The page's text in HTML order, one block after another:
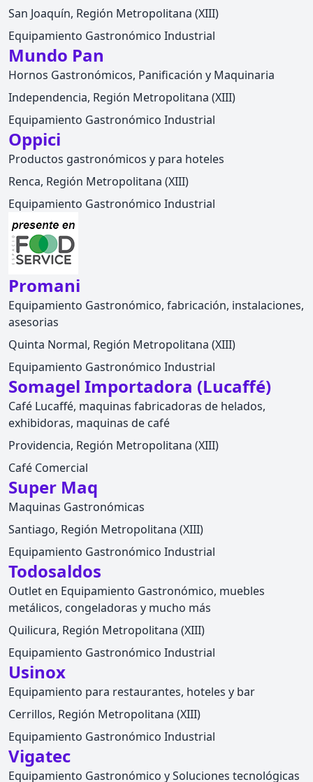
San Joaquín, Región Metropolitana (XIII)
Equipamiento Gastronómico Industrial
Mundo Pan
Hornos Gastronómicos, Panificación y Maquinaria
Independencia, Región Metropolitana (XIII)
Equipamiento Gastronómico Industrial
Oppici
Productos gastronómicos y para hoteles
Renca, Región Metropolitana (XIII)
Equipamiento Gastronómico Industrial
Promani
Equipamiento Gastronómico, fabricación, instalaciones,
asesorias
Quinta Normal, Región Metropolitana (XIII)
Equipamiento Gastronómico Industrial
Somagel Importadora (Lucaffé)
Café Lucaffé, maquinas fabricadoras de helados,
exhibidoras, maquinas de café
Providencia, Región Metropolitana (XIII)
Café Comercial
Super Maq
Maquinas Gastronómicas
Santiago, Región Metropolitana (XIII)
Equipamiento Gastronómico Industrial
Todosaldos
Outlet en Equipamiento Gastronómico, muebles
metálicos, congeladoras y mucho más
Quilicura, Región Metropolitana (XIII)
Equipamiento Gastronómico Industrial
Usinox
Equipamiento para restaurantes, hoteles y bar
Cerrillos, Región Metropolitana (XIII)
Equipamiento Gastronómico Industrial
Vigatec
Equipamiento Gastronómico y Soluciones tecnológicas